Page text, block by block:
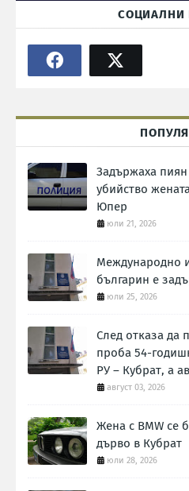
СОЦИАЛНИ
Задържаха
убийство
Юпер
юли 21, 2026
Международно
българин е
юли 25, 2026
След отказа да
проба 54-
РУ – Кубрат, а
август 03, 2026
Жена с BMW се
дърво в Кубрат
юли 28, 2026